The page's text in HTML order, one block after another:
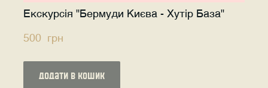
Екскурсія "Бермуди Києва - Хутір База"
500  грн
додати в кошик